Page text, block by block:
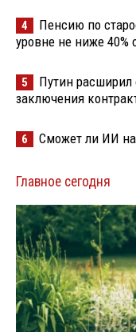
4
Пенсию по
уровне не ниже 40%
5
Путин
заключения
6 Сможет ли ИИ
Главное сегодня